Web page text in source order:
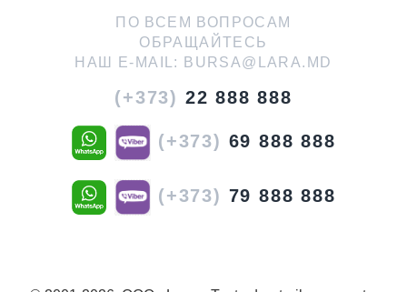
ПО ВСЕМ ВОПРОСАМ
ОБРАЩАЙТЕСЬ
НАШ E-MAIL:
BURSA@LARA.MD
(+373) 22 888 888
(+373) 69 888 888
(+373) 79 888 888